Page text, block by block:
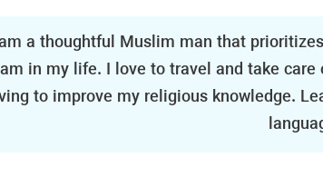
a thoughtful Muslim man that
in my life. I love to travel and take care
to improve my religious knowledge.